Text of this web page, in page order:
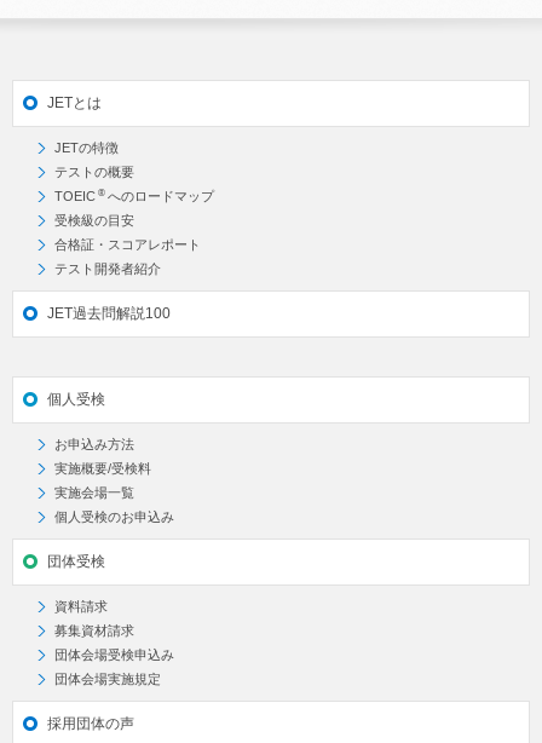
JETとは
JETの特徴
テストの概要
TOEIC ® へのロードマップ
受検級の目安
合格証・スコアレポート
テスト開発者紹介
JET過去問解説100
個人受検
お申込み方法
実施概要/受検料
実施会場一覧
個人受検のお申込み
団体受検
資料請求
募集資材請求
団体会場受検申込み
団体会場実施規定
採用団体の声